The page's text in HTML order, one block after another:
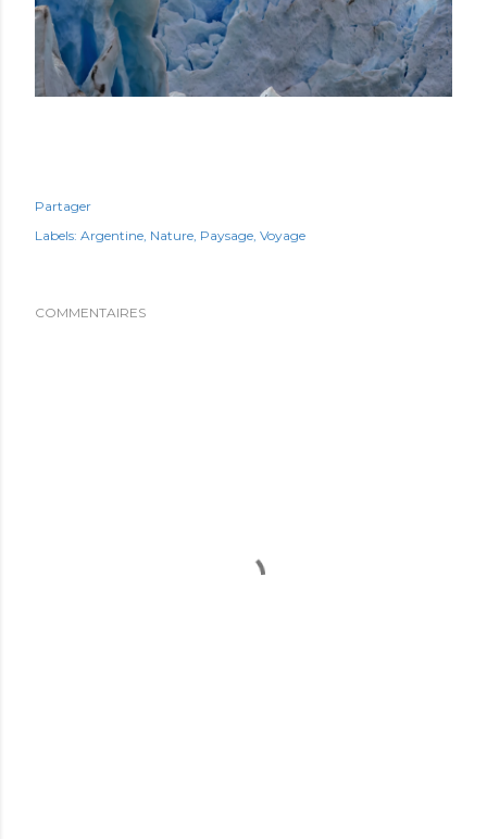
Partager
Labels: Argentine Nature Paysage Voyage
COMMENTAIRES